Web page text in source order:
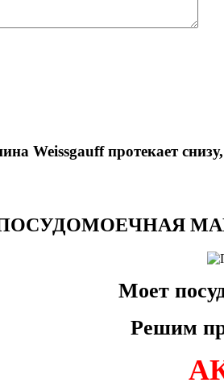
Weissgauff протекает
Моет
Решим